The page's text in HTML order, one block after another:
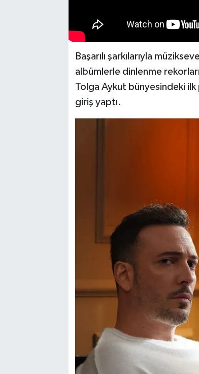
Başarılı şarkılarıyla
albümlerle dinlenme
Tolga Aykut bünyesindeki ilk
giriş yaptı.